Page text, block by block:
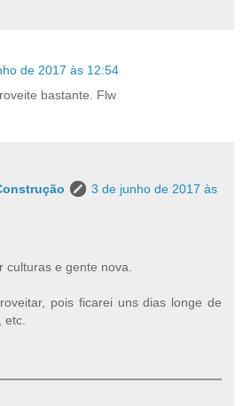
de 2017 às 12:54
bastante. Flw
3 de junho de 2017 às
culturas e gente nova.
pois ficarei uns dias longe de